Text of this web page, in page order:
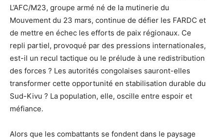
L’AFC/M23, groupe armé né de la mutinerie du
Mouvement du 23 mars, continue de défier les FARDC et
de mettre en échec les efforts de paix régionaux. Ce
repli partiel, provoqué par des pressions internationales,
est-il un recul tactique ou le prélude à une redistribution
des forces ? Les autorités congolaises sauront-elles
transformer cette opportunité en stabilisation durable du
Sud-Kivu ? La population, elle, oscille entre espoir et
méfiance.
Alors que les combattants se fondent dans le paysage